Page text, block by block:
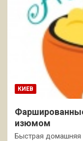
КИЕВ
изюмом
Быстрая домашняя